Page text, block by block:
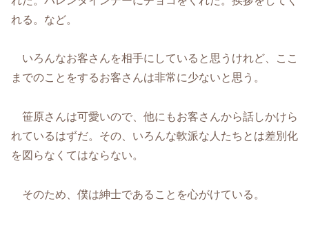
れる。など。
いろんなお客さんを相手にしていると思うけれど、ここ
までのことをするお客さんは非常に少ないと思う。
笹原さんは可愛いので、他にもお客さんから話しかけら
れているはずだ。その、いろんな軟派な人たちとは差別化
を図らなくてはならない。
そのため、僕は紳士であることを心がけている。